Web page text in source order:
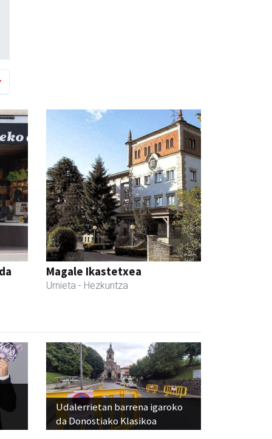
Magale Ikastetxea
Urnieta - Hezkuntza
Udalerrietan barrena igaroko
da Donostiako Klasikoa